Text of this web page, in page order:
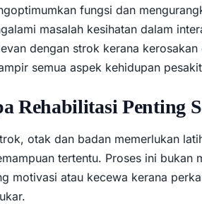
fungsi dan
masalah kesihatan dalam
dengan strok kerana
semua aspek kehidupan
Rehabilitasi Penting
otak dan badan memerlukan
tertentu. Proses ini bukan
motivasi atau kecewa kerana